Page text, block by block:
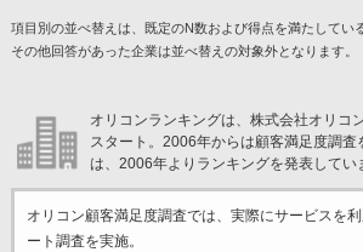
項目別の並べ替えは、既定のN数および得点を満たしてい
その他回答があった企業は並べ替えの対象外となります。
オリコンランキングは、株式会社オリコ
スタート。2006年からは顧客満足度調査
は、2006年よりランキングを発表してい
オリコン顧客満足度調査では、実際にサービスを
ート調査を実施。